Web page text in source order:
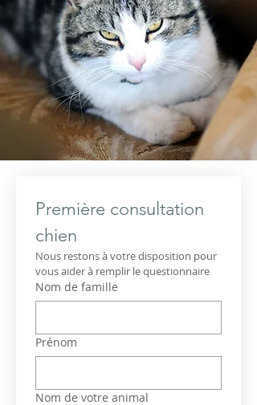
Première consultation
Nous restons à votre disposition pour
vous aider à remplir le questionnaire
Nom de famille
Prénom
Nom de votre animal